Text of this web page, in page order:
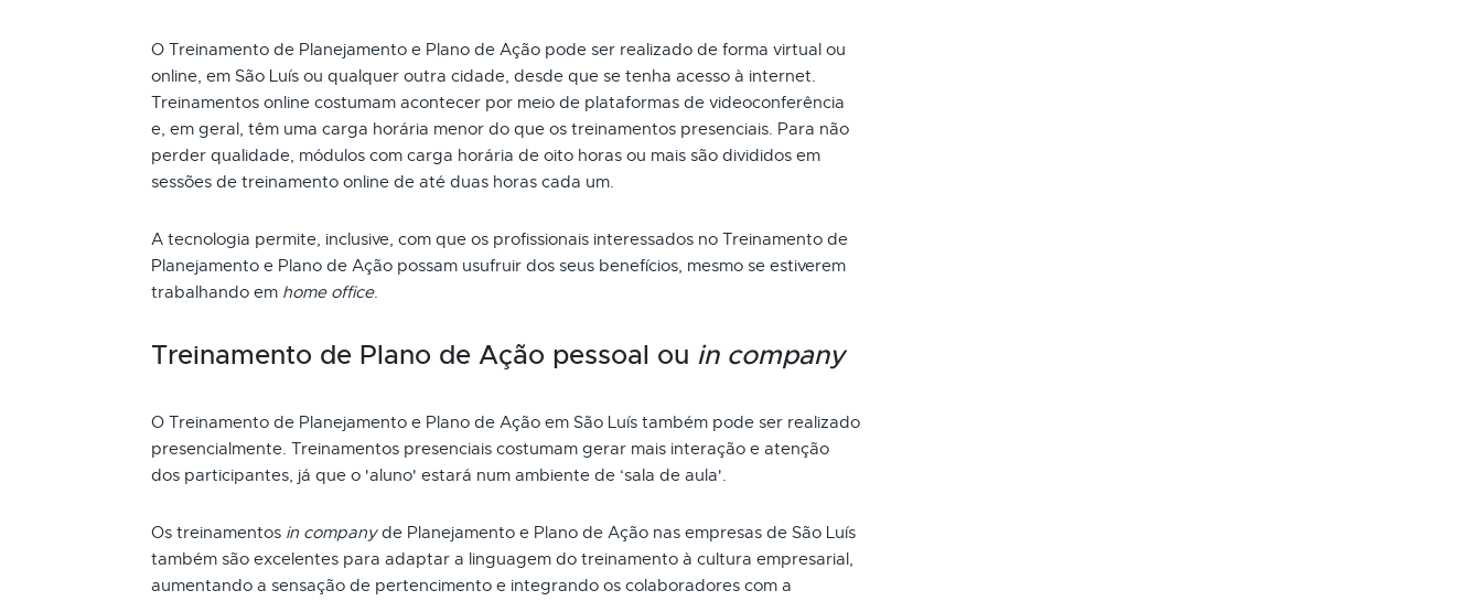
O Treinamento de Planejamento e Plano de Ação pode ser realizado de forma virtual ou
online, em São Luís ou qualquer outra cidade, desde que se tenha acesso à internet.
Treinamentos online costumam acontecer por meio de plataformas de videoconferência
e, em geral, têm uma carga horária menor do que os treinamentos presenciais. Para não
perder qualidade, módulos com carga horária de oito horas ou mais são divididos em
sessões de treinamento online de até duas horas cada um.
A tecnologia permite, inclusive, com que os profissionais interessados no Treinamento de
Planejamento e Plano de Ação possam usufruir dos seus benefícios, mesmo se estiverem
trabalhando em home office.
Treinamento de Plano de Ação pessoal ou in company
O Treinamento de Planejamento e Plano de Ação em São Luís também pode ser realizado
presencialmente. Treinamentos presenciais costumam gerar mais interação e atenção
dos participantes, já que o 'aluno' estará num ambiente de ‘sala de aula'.
Os treinamentos in companyde Planejamento e Plano de Ação nas empresas de São Luís
também são excelentes para adaptar a linguagem do treinamento à cultura empresarial,
aumentando a sensação de pertencimento e integrando os colaboradores com a